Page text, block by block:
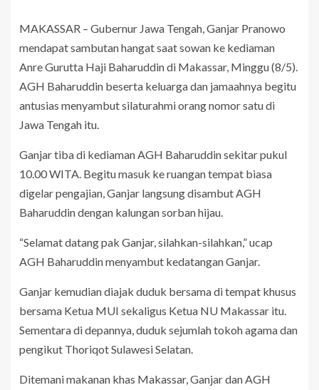
MAKASSAR – Gubernur Jawa Tengah, Ganjar Pranowo
mendapat sambutan hangat saat sowan ke kediaman
Anre Gurutta Haji Baharuddin di Makassar, Minggu (8/5).
AGH Baharuddin beserta keluarga dan jamaahnya begitu
antusias menyambut silaturahmi orang nomor satu di
Jawa Tengah itu.
Ganjar tiba di kediaman AGH Baharuddin sekitar pukul
10.00 WITA. Begitu masuk ke ruangan tempat biasa
digelar pengajian, Ganjar langsung disambut AGH
Baharuddin dengan kalungan sorban hijau.
“Selamat datang pak Ganjar, silahkan-silahkan,” ucap
AGH Baharuddin menyambut kedatangan Ganjar.
Ganjar kemudian diajak duduk bersama di tempat khusus
bersama Ketua MUI sekaligus Ketua NU Makassar itu.
Sementara di depannya, duduk sejumlah tokoh agama dan
pengikut Thoriqot Sulawesi Selatan.
Ditemani makanan khas Makassar, Ganjar dan AGH